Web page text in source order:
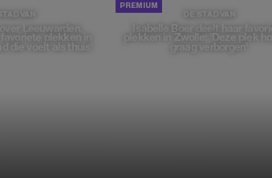
VAN
Leeuwarden,
plekken in
die voelt als thuis'
DE STAD VAN
Isabelle Boer deelt haar
plekken in Zwolle: 'Deze plek
graag verborgen'